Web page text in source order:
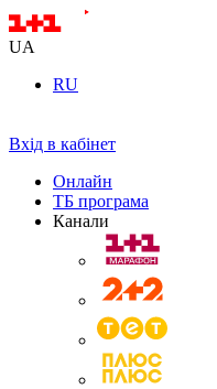
UA
RU
Вхід в кабінет
Онлайн
ТБ програма
Канали